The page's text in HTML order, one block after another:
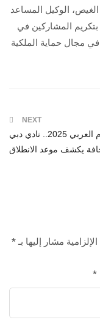
الوكيل المساعد
بتكريم المشاركين في
في مجال حماية الملكية
NEXT
قمة الإعلام العربي 2025.. نادي دبي
يكشف موعد الانطلاق
مشار إليها بـ*
*